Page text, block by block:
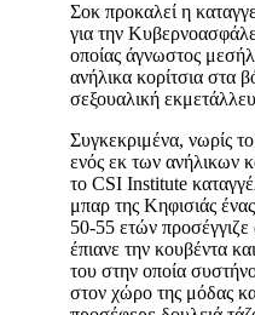
Σοκ προκαλεί η
για την
οποίας άγνωστος
ανήλικα κορίτσια στα
σεξουαλική
Συγκεκριμένα, νωρίς
ενός εκ των ανήλικων
το CSI Institute
μπαρ της Κηφισιάς
50-55 ετών
έπιανε την κουβέντα
του στην οποία
στον χώρο της μόδας